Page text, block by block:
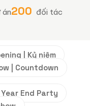
án200 đối tác
| Kỷ niệm
| Countdown
End Party